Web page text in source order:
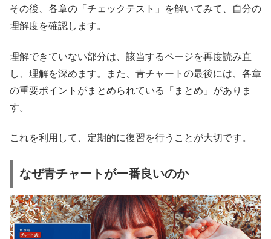
その後、各章の「チェックテスト」を解いてみて、自分の
理解度を確認します。
理解できていない部分は、該当するページを再度読み直
し、理解を深めます。また、青チャートの最後には、各章
の重要ポイントがまとめられている「まとめ」がありま
す。
これを利用して、定期的に復習を行うことが大切です。
なぜ青チャートが一番良いのか